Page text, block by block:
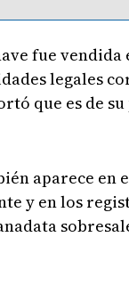
fue vendida
legales
que es de
aparece en
y en los